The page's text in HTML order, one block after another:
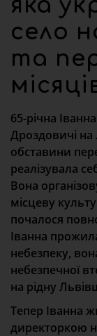
яка
село
та
65-річна
Дроздовичі на
обставини
реалізувала
Вона
місцеву
почалося
Іванна
небезпеку,
небезпечної
на рідну
Тепер Іванна
директоркою